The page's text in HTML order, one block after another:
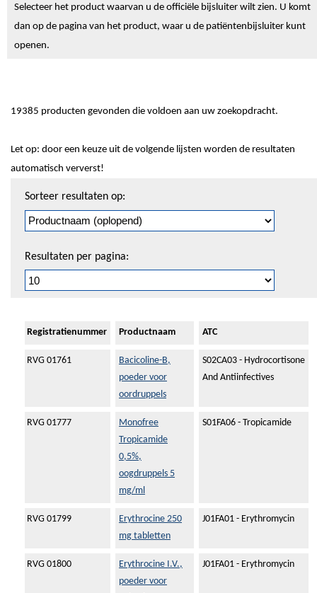
Selecteer het product waarvan u de officiële bijsluiter wilt zien. U komt
dan op de pagina van het product, waar u de patiëntenbijsluiter kunt
openen.
19385 producten gevonden die voldoen aan uw zoekopdracht.
Let op: door een keuze uit de volgende lijsten worden de resultaten
automatisch ververst!
pagineren
Sorteer resultaten op:
Resultaten per pagina:
Registratienummer Productnaam ATC
RVG 01761
Bacicoline-B,
poeder voor
oordruppels
S02CA03 - Hydrocortisone
And Antiinfectives
RVG 01777
Monofree
Tropicamide
0,5%,
oogdruppels 5
mg/ml
S01FA06 - Tropicamide
RVG 01799
Erythrocine 250
mg tabletten
J01FA01 - Erythromycin
RVG 01800
Erythrocine I.V.,
poeder voor
J01FA01 - Erythromycin